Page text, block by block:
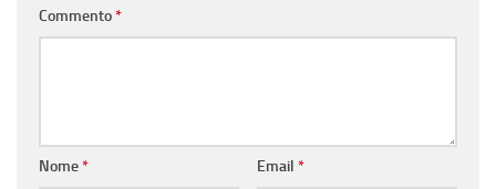
Commento*
Nome* Email *